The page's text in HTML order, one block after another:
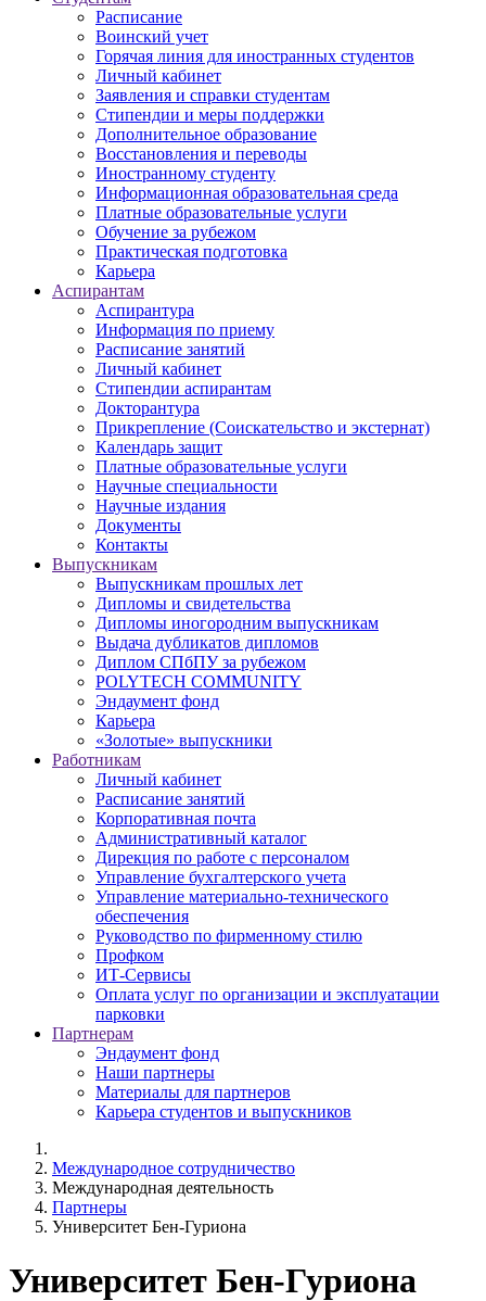
Расписание
Воинский учет
Горячая линия для иностранных студентов
Личный кабинет
Заявления и справки студентам
Стипендии и меры поддержки
Дополнительное образование
Восстановления и переводы
Иностранному студенту
Информационная образовательная среда
Платные образовательные услуги
Обучение за рубежом
Практическая подготовка
Карьера
Аспирантам
Аспирантура
Информация по приему
Расписание занятий
Личный кабинет
Стипендии аспирантам
Докторантура
Прикрепление (Соискательство и экстернат)
Календарь защит
Платные образовательные услуги
Научные специальности
Научные издания
Документы
Контакты
Выпускникам
Выпускникам прошлых лет
Дипломы и свидетельства
Дипломы иногородним выпускникам
Выдача дубликатов дипломов
Диплом СПбПУ за рубежом
POLYTECH COMMUNITY
Эндаумент фонд
Карьера
«Золотые» выпускники
Работникам
Личный кабинет
Расписание занятий
Корпоративная почта
Административный каталог
Дирекция по работе с персоналом
Управление бухгалтерского учета
Управление материально-технического
обеспечения
Руководство по фирменному стилю
Профком
ИТ-Сервисы
Оплата услуг по организации и эксплуатации
парковки
Партнерам
Эндаумент фонд
Наши партнеры
Материалы для партнеров
Карьера студентов и выпускников
Международное сотрудничество
Международная деятельность
Партнеры
Университет Бен-Гуриона
Университет Бен-Гуриона